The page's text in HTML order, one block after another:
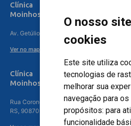
O nosso
cookies
Este site utiliza
tecnologias de
melhorar sua
navegação para
propósitos: para
funcionalidade
Clínica
Moinhos de Vento Canoas
Av. Getúlio Vargas, 4841 – Centro, Canoas
Ver no mapa
Clínica
Moinhos de Vento - Teresópolis
Rua Coronel Aparício Borges, 250 - 3º
RS, 90870-016